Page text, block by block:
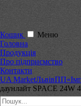
Кошик
Меню
Головна
Продукція
Про підприємство
Контакти
UA MarketЛьвів
даунлайт SPACE 24W